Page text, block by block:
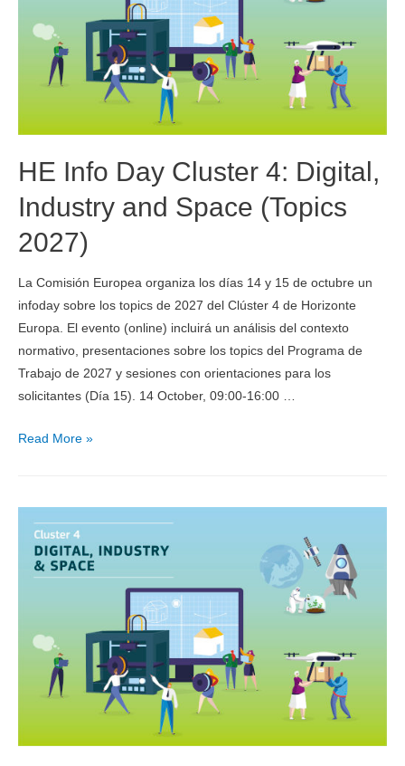
HE Info Day Cluster 4: Digital,
Industry and Space (Topics
2027)
La Comisión Europea organiza los días 14 y 15 de octubre un
infoday sobre los topics de 2027 del Clúster 4 de Horizonte
Europa. El evento (online) incluirá un análisis del contexto
normativo, presentaciones sobre los topics del Programa de
Trabajo de 2027 y sesiones con orientaciones para los
solicitantes (Día 15). 14 October, 09:00-16:00 …
Read More »